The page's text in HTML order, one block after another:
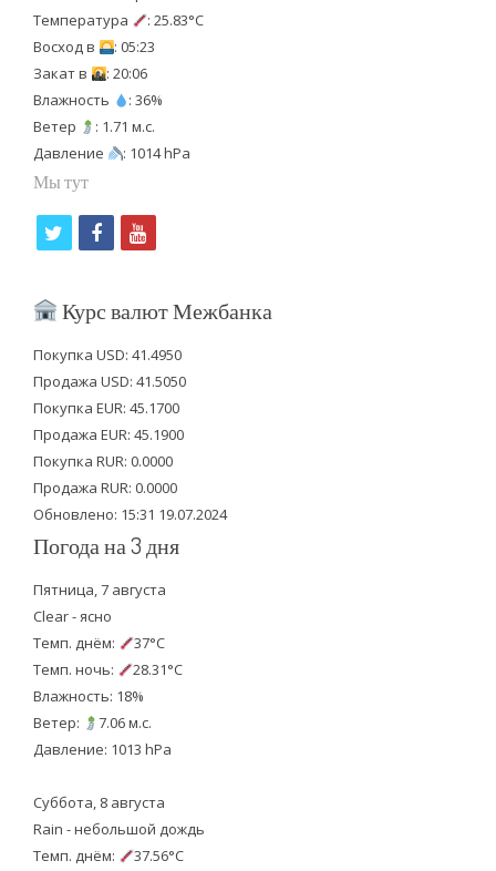
Температура
: 25.83°C
Восход в
: 05:23
Закат в
: 20:06
Влажность
: 36%
Ветер
: 1.71 м.с.
Давление
: 1014 hPa
Мы тут
i
t
e
r
f
c
b
o
o
k
y
u
u
b
e
Курс валют Межбанка
Покупка USD: 41.4950
Продажа USD: 41.5050
Покупка EUR: 45.1700
Продажа EUR: 45.1900
Покупка RUR: 0.0000
Продажа RUR: 0.0000
Обновлено: 15:31 19.07.2024
Погода на 3 дня
Пятница, 7 августа
Clear - ясно
Темп. днём:
37°C
Темп. ночь:
28.31°C
Влажность: 18%
Ветер:
7.06 м.с.
Давление: 1013 hPa
Суббота, 8 августа
Rain - небольшой дождь
Темп. днём:
37.56°C